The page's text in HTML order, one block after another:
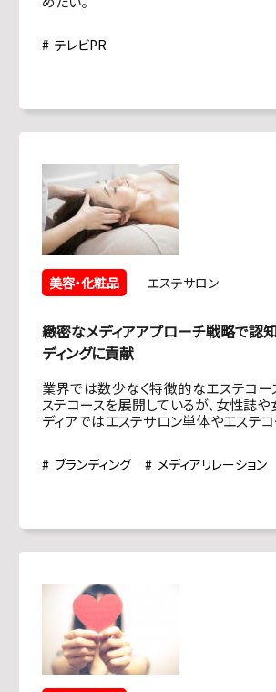
テレビPR
美容・化粧品 エステサロン
緻密なメディアアプローチ戦略で認
ディングに貢献
業界では数少なく特徴的なエステコ
ステコースを展開しているが、女性誌
ディアではエステサロン単体やエステ
上を目指していた。
ブランディング メディアリレーション